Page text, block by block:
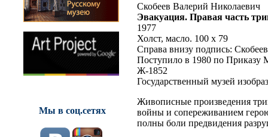
Мы в соц.сетях
Скобеев Валерий Николаевич
Эвакуация. Правая часть
1977
Холст, масло. 100 х 79
Справа внизу подпись:
Поступило в 1980 по
Ж-1852
Государственный музей
Живописные произведения
войны и сопереживанием
полны боли предвидения